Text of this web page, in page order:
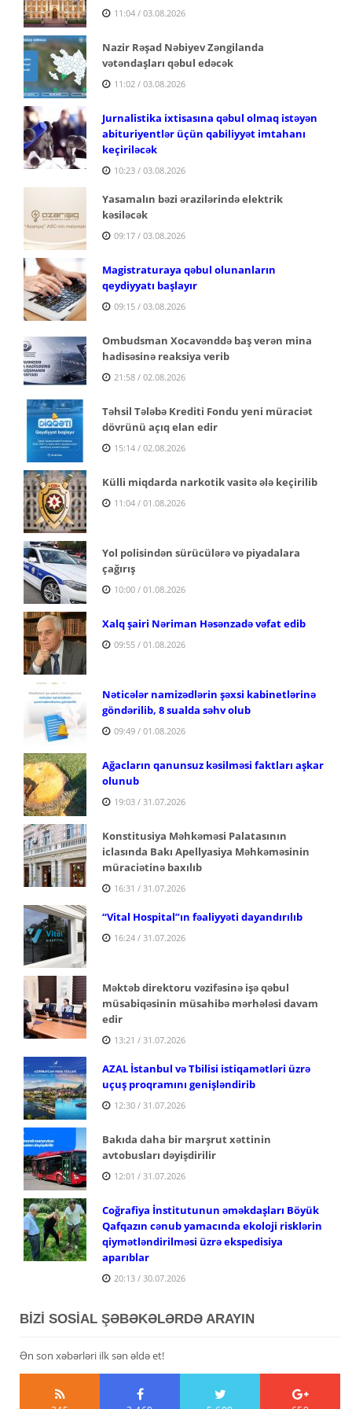
11:04 / 03.08.2026
Nazir Rəşad Nəbiyev Zəngilanda
vətəndaşları qəbul edəcək
11:02 / 03.08.2026
Jurnalistika ixtisasına qəbul olmaq istəyən
abituriyentlər üçün qabiliyyət imtahanı
keçiriləcək
10:23 / 03.08.2026
Yasamalın bəzi ərazilərində elektrik
kəsiləcək
09:17 / 03.08.2026
Magistraturaya qəbul olunanların
qeydiyyatı başlayır
09:15 / 03.08.2026
Ombudsman Xocavənddə baş verən mina
hadisəsinə reaksiya verib
21:58 / 02.08.2026
Təhsil Tələbə Krediti Fondu yeni müraciət
dövrünü açıq elan edir
15:14 / 02.08.2026
Külli miqdarda narkotik vasitə ələ keçirilib
11:04 / 01.08.2026
Yol polisindən sürücülərə və piyadalara
çağırış
10:00 / 01.08.2026
Xalq şairi Nəriman Həsənzadə vəfat edib
09:55 / 01.08.2026
Nəticələr namizədlərin şəxsi kabinetlərinə
göndərilib, 8 sualda səhv olub
09:49 / 01.08.2026
Ağacların qanunsuz kəsilməsi faktları aşkar
olunub
19:03 / 31.07.2026
Konstitusiya Məhkəməsi Palatasının
iclasında Bakı Apellyasiya Məhkəməsinin
müraciətinə baxılıb
16:31 / 31.07.2026
“Vital Hospital”ın fəaliyyəti dayandırılıb
16:24 / 31.07.2026
Məktəb direktoru vəzifəsinə işə qəbul
müsabiqəsinin müsahibə mərhələsi davam
edir
13:21 / 31.07.2026
AZAL İstanbul və Tbilisi istiqamətləri üzrə
uçuş proqramını genişləndirib
12:30 / 31.07.2026
Bakıda daha bir marşrut xəttinin
avtobusları dəyişdirilir
12:01 / 31.07.2026
Coğrafiya İnstitutunun əməkdaşları Böyük
Qafqazın cənub yamacında ekoloji risklərin
qiymətləndirilməsi üzrə ekspedisiya
aparıblar
20:13 / 30.07.2026
BİZİ SOSİAL ŞƏBƏKƏLƏRDƏ ARAYIN
Ən son xəbərləri ilk sən əldə et!